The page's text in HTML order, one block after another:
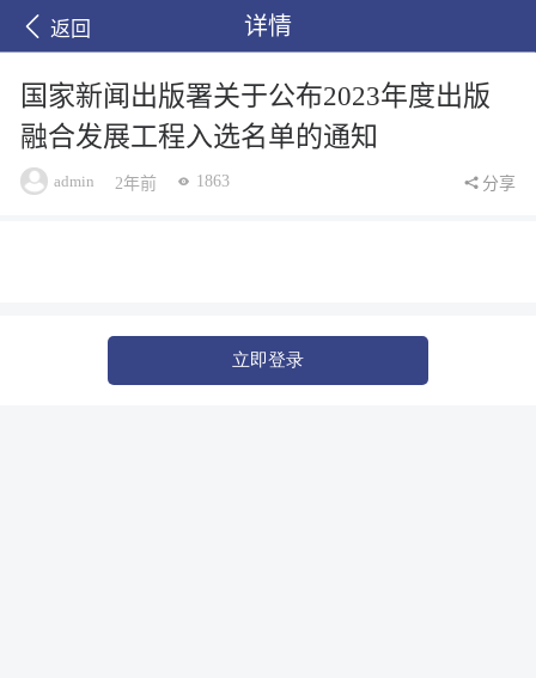
返回 详情
国家新闻出版署关于公布2023年度出版
融合发展工程入选名单的通知
admin 2年前 1863 分享
立即登录